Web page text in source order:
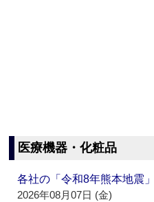
医療機器・化粧品
各社の「令和8年熊本地震
2026年08月07日 (金)